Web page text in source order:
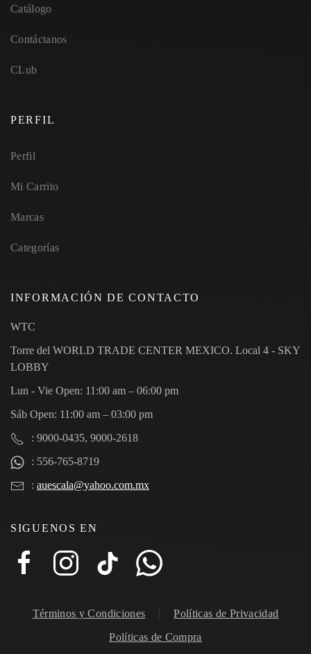
Catálogo
Contáctanos
CLub
PERFIL
Perfil
Mi Carrito
Marcas
Categorías
INFORMACIÓN DE CONTACTO
WTC
Torre del WORLD TRADE CENTER MEXICO. Local 4 - SKY
LOBBY
Lun - Vie Open: 11:00 am – 06:00 pm
Sáb Open: 11:00 am – 03:00 pm
: 9000-0435, 9000-2618
: 556-765-8719
: auescala@yahoo.com.mx
SIGUENOS EN
Términos y Condiciones
Políticas de Privacidad
Políticas de Compra